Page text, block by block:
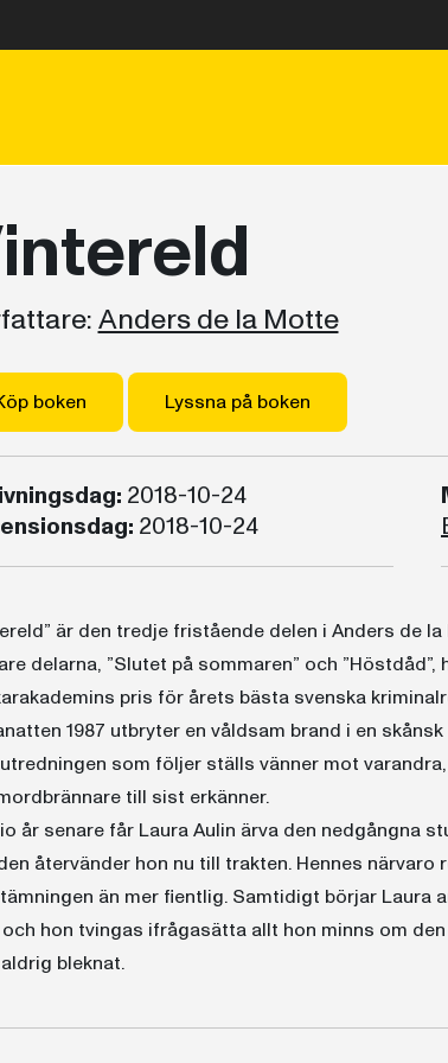
Anders de la Motte
boken Lyssna på boken
2018-10-24
2018-10-24
är den tredje fristående delen i Anders de
delarna, ”Slutet på sommaren” och
pris för årets bästa svenska
1987 utbryter en våldsam brand i en
som följer ställs vänner mot
till sist erkänner.
år senare får Laura Aulin ärva den nedgångna
återvänder hon nu till trakten. Hennes
än mer fientlig. Samtidigt börjar Laura
hon tvingas ifrågasätta allt hon minns om
bleknat.